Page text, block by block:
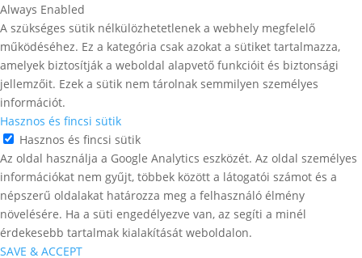
Always Enabled
A szükséges sütik nélkülözhetetlenek a webhely megfelelő
működéséhez. Ez a kategória csak azokat a sütiket tartalmazza,
amelyek biztosítják a weboldal alapvető funkcióit és biztonsági
jellemzőit. Ezek a sütik nem tárolnak semmilyen személyes
információt.
Hasznos és fincsi sütik
Hasznos és fincsi sütik
Az oldal használja a Google Analytics eszközét. Az oldal személyes
információkat nem gyűjt, többek között a látogatói számot és a
népszerű oldalakat határozza meg a felhasználó élmény
növelésére. Ha a süti engedélyezve van, az segíti a minél
érdekesebb tartalmak kialakítását weboldalon.
SAVE & ACCEPT